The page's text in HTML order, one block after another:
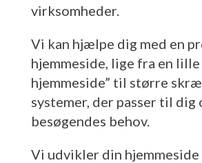
virksomheder.
Vi kan hjælpe dig med en
hjemmeside, lige fra en
hjemmeside” til større
systemer, der passer til dig
besøgendes behov.
Vi udvikler din